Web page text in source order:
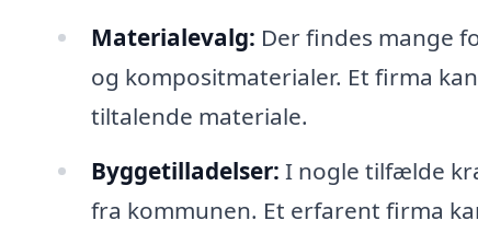
Materialevalg: Der findes mange
og kompositmaterialer. Et firma
tiltalende materiale.
Byggetilladelser: I nogle tilfælde
fra kommunen. Et erfarent firma